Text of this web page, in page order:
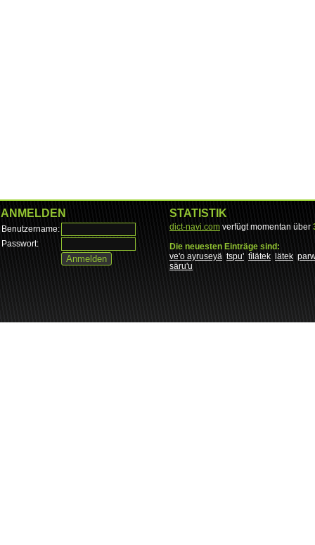
ANMELDEN
Benutzername:
Passwort:
STATISTIK
dict-navi.com verfügt momentan über
Die neuesten Einträge sind:
ve'o ayruseyä tspu' tìlätek lätek
säru'u